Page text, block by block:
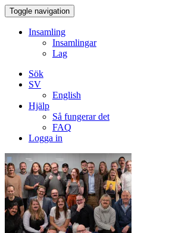
Toggle navigation
Insamling
Insamlingar
Lag
Sök
SV
English
Hjälp
Så fungerar det
FAQ
Logga in